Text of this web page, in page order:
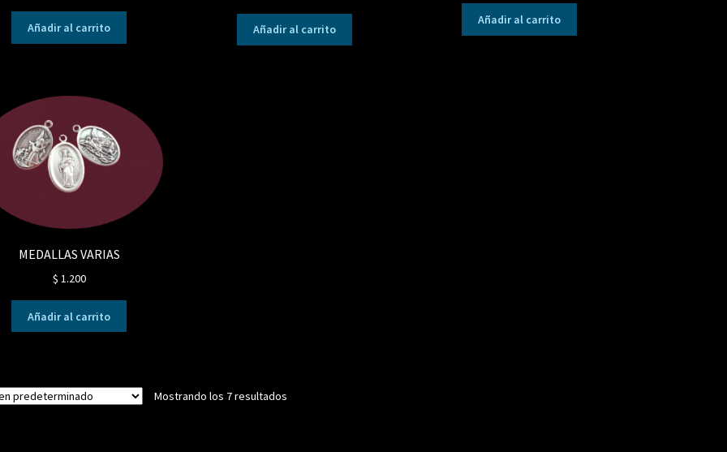
Añadir al carrito Añadir al carrito
Añadir al carrito
MEDALLAS VARIAS
$ 1.200
Añadir al carrito
Mostrando los 7 resultados